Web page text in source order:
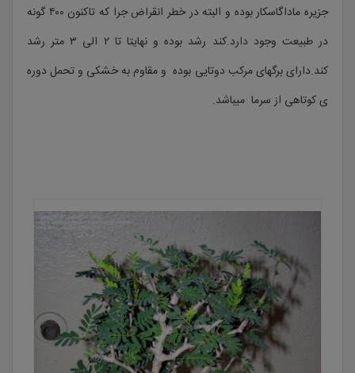
جزیره ماداگاسکار بوده و البته در خطر انقراض جرا که تاکنون ۴۰۰ گونه
در طبیعت وجود دارد.کند رشد بوده و نهایتا تا ۲ الی ۳ متر رشد
کند.دارای برگهای مرکب دوتایی بوده و مقاوم به خشکی و تحمل دوره
ی کوتاهی از سرما میباشد.